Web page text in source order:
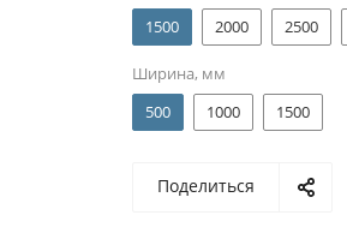
1500
2000 2500
Ширина, мм
500
1000 1500
Поделиться